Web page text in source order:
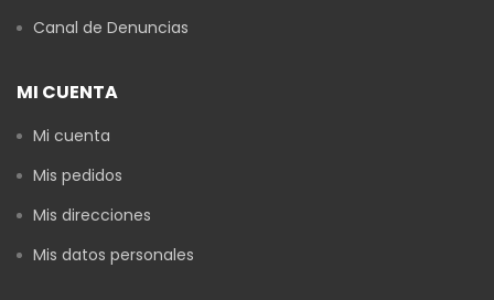
Canal de Denuncias
MI CUENTA
Mi cuenta
Mis pedidos
Mis direcciones
Mis datos personales